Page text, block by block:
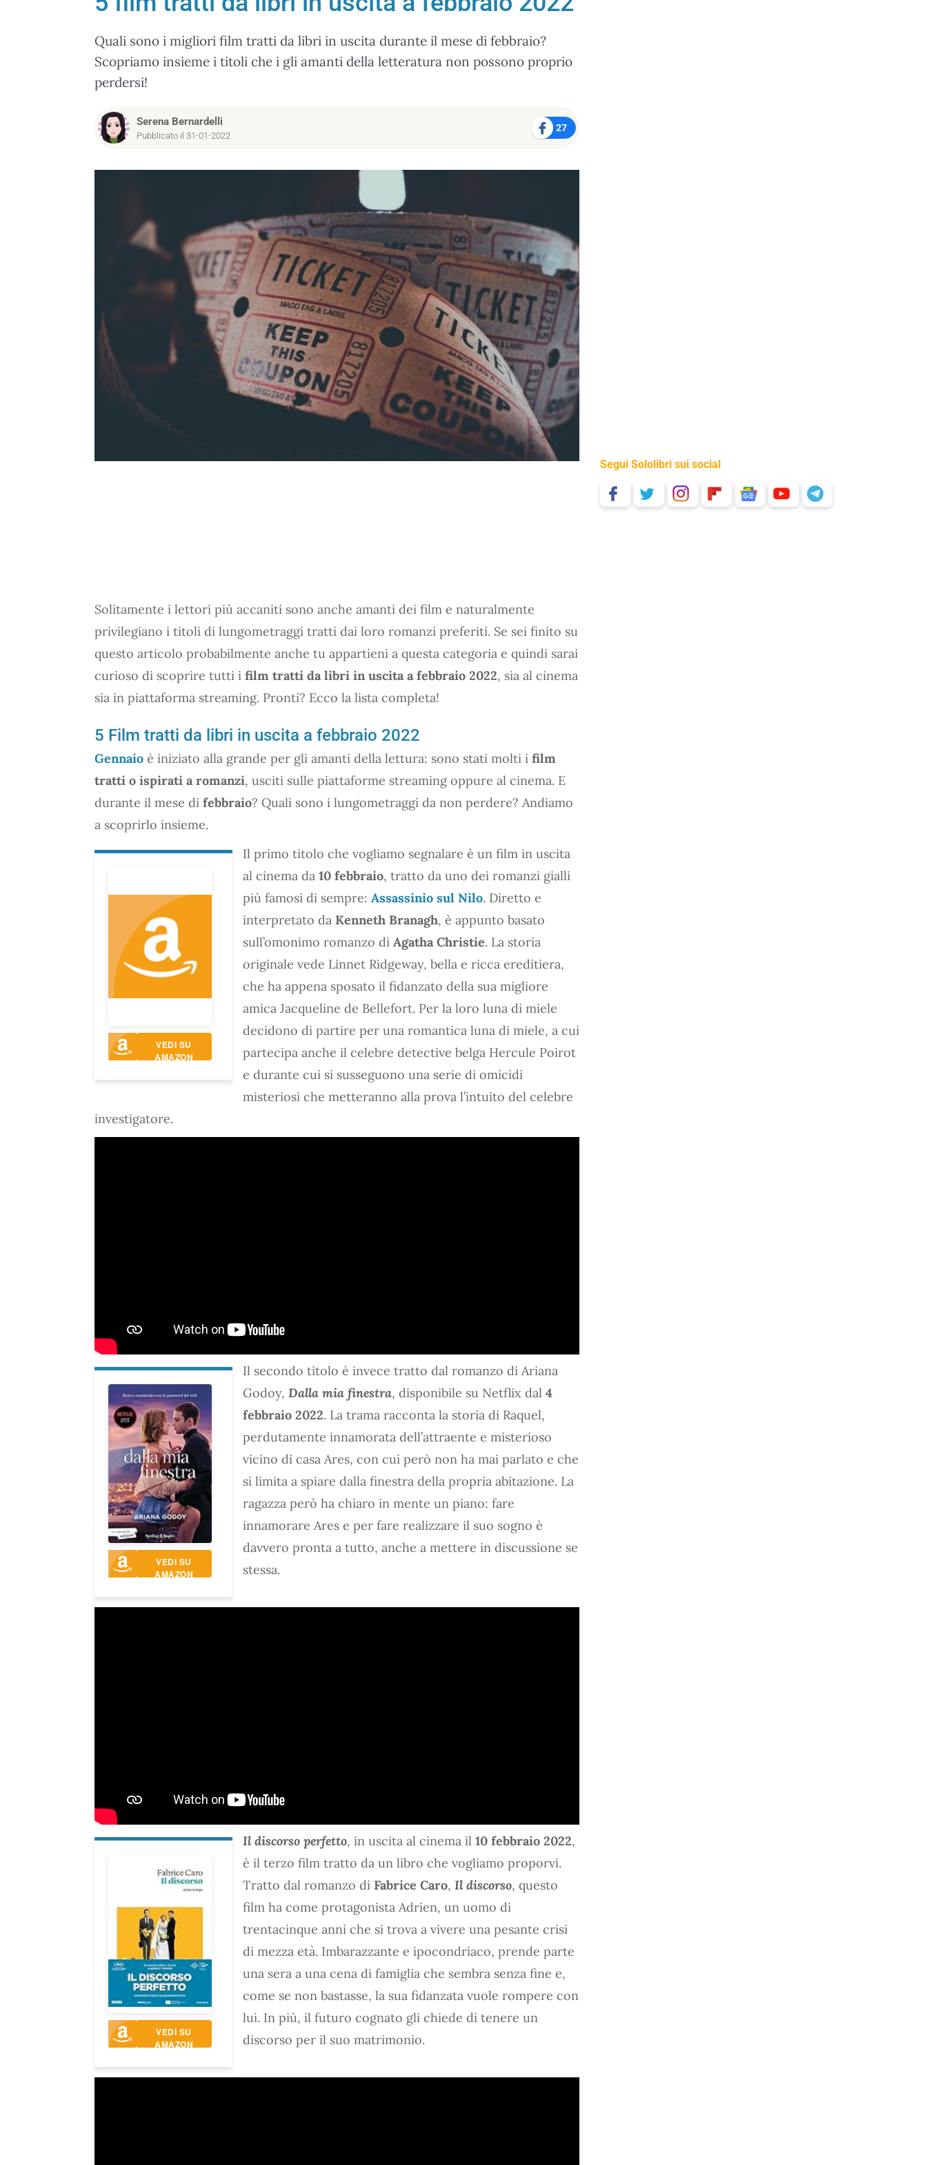
Quali sono i migliori film tratti da libri in uscita durante il mese di febbraio?
Scopriamo insieme i titoli che i gli amanti della letteratura non possono proprio
perdersi!
Serena Bernardelli
Pubblicato il 31-01-2022
27
Solitamente i lettori più accaniti sono anche amanti dei film e naturalmente
privilegiano i titoli di lungometraggi tratti dai loro romanzi preferiti. Se sei finito su
questo articolo probabilmente anche tu appartieni a questa categoria e quindi sarai
curioso di scoprire tutti i film tratti da libri in uscita a febbraio 2022, sia al cinema
sia in piattaforma streaming. Pronti? Ecco la lista completa!
5 Film tratti da libri in uscita a febbraio 2022
Gennaio è iniziato alla grande per gli amanti della lettura: sono stati molti i film
tratti o ispirati a romanzi, usciti sulle piattaforme streaming oppure al cinema. E
durante il mese di febbraio? Quali sono i lungometraggi da non perdere? Andiamo
a scoprirlo insieme.
VEDI SU
AMAZON
Il primo titolo che vogliamo segnalare è un film in uscita
al cinema da 10 febbraio, tratto da uno dei romanzi gialli
più famosi di sempre: Assassinio sul Nilo. Diretto e
interpretato da Kenneth Branagh, è appunto basato
sull’omonimo romanzo di Agatha Christie. La storia
originale vede Linnet Ridgeway, bella e ricca ereditiera,
che ha appena sposato il fidanzato della sua migliore
amica Jacqueline de Bellefort. Per la loro luna di miele
decidono di partire per una romantica luna di miele, a cui
partecipa anche il celebre detective belga Hercule Poirot
e durante cui si susseguono una serie di omicidi
misteriosi che metteranno alla prova l’intuito del celebre
investigatore.
VEDI SU
AMAZON
Il secondo titolo è invece tratto dal romanzo di Ariana
Godoy, Dalla mia finestra, disponibile su Netflix dal 4
febbraio 2022. La trama racconta la storia di Raquel,
perdutamente innamorata dell’attraente e misterioso
vicino di casa Ares, con cui però non ha mai parlato e che
si limita a spiare dalla finestra della propria abitazione. La
ragazza però ha chiaro in mente un piano: fare
innamorare Ares e per fare realizzare il suo sogno è
davvero pronta a tutto, anche a mettere in discussione se
stessa.
VEDI SU
AMAZON
Il discorso perfetto, in uscita al cinema il 10 febbraio 2022,
è il terzo film tratto da un libro che vogliamo proporvi.
Tratto dal romanzo di Fabrice Caro, Il discorso, questo
film ha come protagonista Adrien, un uomo di
trentacinque anni che si trova a vivere una pesante crisi
di mezza età. Imbarazzante e ipocondriaco, prende parte
una sera a una cena di famiglia che sembra senza fine e,
come se non bastasse, la sua fidanzata vuole rompere con
lui. In più, il futuro cognato gli chiede di tenere un
discorso per il suo matrimonio.
Segui Sololibri sui social